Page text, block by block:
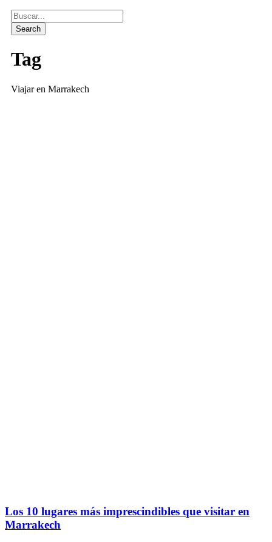
Tag
Viajar en Marrakech
Los 10 lugares más imprescindibles que visitar en
Marrakech